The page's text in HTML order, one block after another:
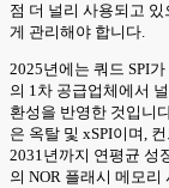
점 더 널리 사용되고
게 관리해야 합니다.
2025년에는 쿼드 SPI
의 1차 공급업체에서
환성을 반영한 것입니
은 옥탈 및 xSPI이며,
2031년까지 연평균 성
의 NOR 플래시 메모